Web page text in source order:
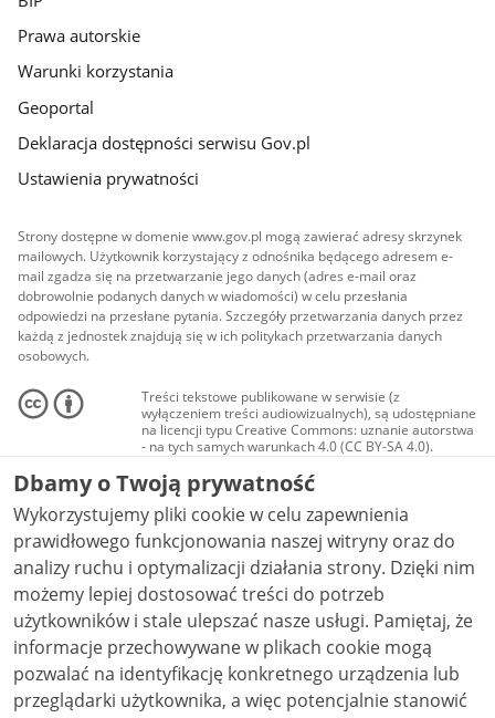
Prawa autorskie
Warunki korzystania
Geoportal
Deklaracja dostępności serwisu Gov.pl
Ustawienia prywatności
Strony dostępne w domenie www.gov.pl mogą zawierać adresy skrzynek
mailowych. Użytkownik korzystający z odnośnika będącego adresem e-
mail zgadza się na przetwarzanie jego danych (adres e-mail oraz
dobrowolnie podanych danych w wiadomości) w celu przesłania
odpowiedzi na przesłane pytania. Szczegóły przetwarzania danych przez
każdą z jednostek znajdują się w ich politykach przetwarzania danych
osobowych.
Treści tekstowe publikowane w serwisie (z
wyłączeniem treści audiowizualnych), są udostępniane
na licencji typu Creative Commons: uznanie autorstwa
- na tych samych warunkach 4.0 (CC BY-SA 4.0).
Materiały audiowizualne, w tym zdjęcia, materiały
audio i wideo, są udostępniane na licencji typu
Creative Commons: uznanie autorstwa użycie
niekomercyjne - bez utworów zależnych 4.0 (CC BY-
NC-ND 4.0), o ile nie jest to stwierdzone inaczej.
Dbamy o Twoją prywatność
Wykorzystujemy pliki cookie w celu zapewnienia
prawidłowego funkcjonowania naszej witryny oraz do
analizy ruchu i optymalizacji działania strony. Dzięki nim
możemy lepiej dostosować treści do potrzeb
użytkowników i stale ulepszać nasze usługi. Pamiętaj, że
informacje przechowywane w plikach cookie mogą
pozwalać na identyfikację konkretnego urządzenia lub
przeglądarki użytkownika, a więc potencjalnie stanowić